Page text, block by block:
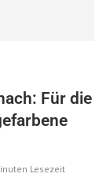
Für die
Lesezeit